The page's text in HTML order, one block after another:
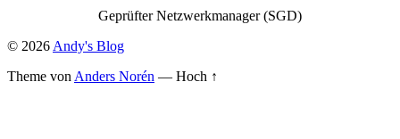
Geprüfter Netzwerkmanager (SGD)
© 2026 Andy's Blog
Theme von Anders Norén — Hoch ↑